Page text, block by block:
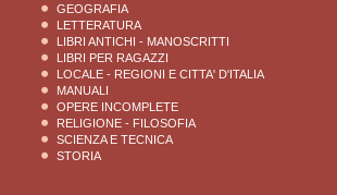
GEOGRAFIA
LETTERATURA
LIBRI ANTICHI - MANOSCRITTI
LIBRI PER RAGAZZI
LOCALE - REGIONI E CITTA' D'ITALIA
MANUALI
OPERE INCOMPLETE
RELIGIONE - FILOSOFIA
SCIENZA E TECNICA
STORIA